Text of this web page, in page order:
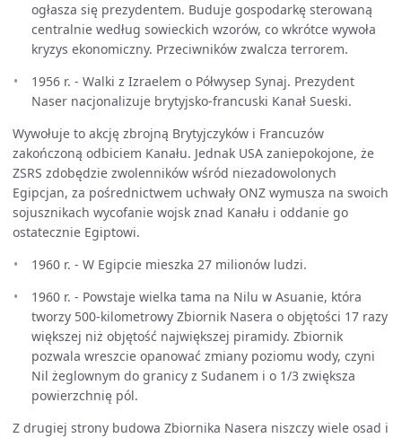
ogłasza się prezydentem. Buduje gospodarkę sterowaną
centralnie według sowieckich wzorów, co wkrótce wywoła
kryzys ekonomiczny. Przeciwników zwalcza terrorem.
1956 r. - Walki z Izraelem o Półwysep Synaj. Prezydent
Naser nacjonalizuje brytyjsko-francuski Kanał Sueski.
Wywołuje to akcję zbrojną Brytyjczyków i Francuzów
zakończoną odbiciem Kanału. Jednak USA zaniepokojone, że
ZSRS zdobędzie zwolenników wśród niezadowolonych
Egipcjan, za pośrednictwem uchwały ONZ wymusza na swoich
sojusznikach wycofanie wojsk znad Kanału i oddanie go
ostatecznie Egiptowi.
1960 r. - W Egipcie mieszka 27 milionów ludzi.
1960 r. - Powstaje wielka tama na Nilu w Asuanie, która
tworzy 500-kilometrowy Zbiornik Nasera o objętości 17 razy
większej niż objętość największej piramidy. Zbiornik
pozwala wreszcie opanować zmiany poziomu wody, czyni
Nil żeglownym do granicy z Sudanem i o 1/3 zwiększa
powierzchnię pól.
Z drugiej strony budowa Zbiornika Nasera niszczy wiele osad i